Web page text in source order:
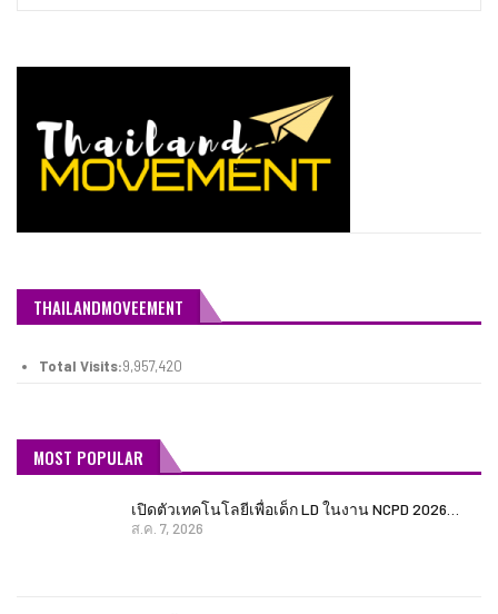
THAILANDMOVEEMENT
Total Visits:9,957,420
MOST POPULAR
เปิดตัวเทคโนโลยีเพื่อเด็ก LD ในงาน NCPD 2026…
ส.ค. 7, 2026